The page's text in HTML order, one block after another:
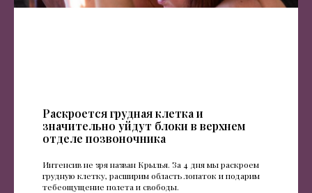
Раскроется грудная клетка и
значительно уйдут блоки в верхнем
отделе позвоночника
Интенсив не зря назван Крылья. За 4 дня мы раскроем
грудную клетку, расширим область лопаток и подарим
тебеощущение полета и свободы.